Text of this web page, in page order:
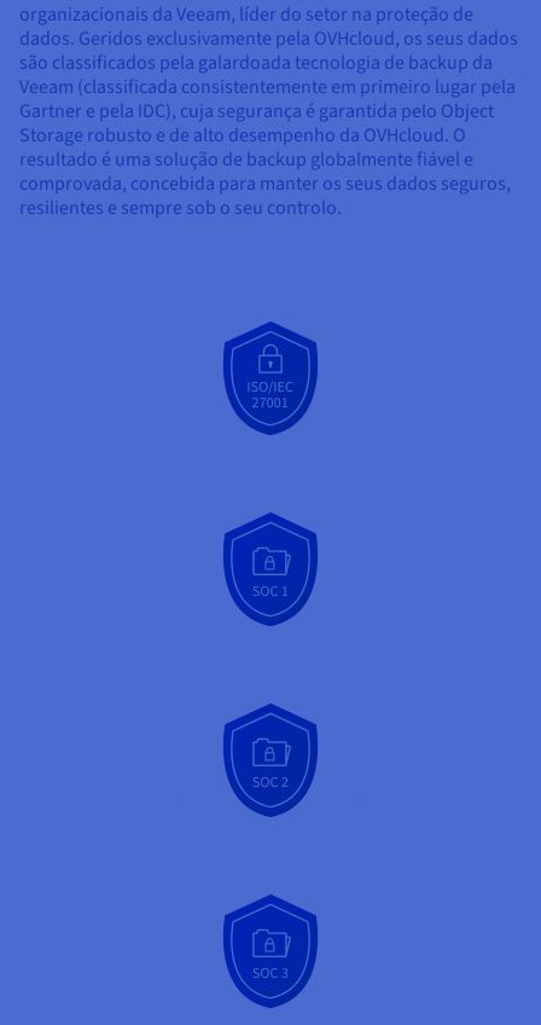
organizacionais da Veeam, líder do setor na proteção de
dados. Geridos exclusivamente pela OVHcloud, os seus dados
são classificados pela galardoada tecnologia de backup da
Veeam (classificada consistentemente em primeiro lugar pela
Gartner e pela IDC), cuja segurança é garantida pelo Object
Storage robusto e de alto desempenho da OVHcloud. O
resultado é uma solução de backup globalmente fiável e
comprovada, concebida para manter os seus dados seguros,
resilientes e sempre sob o seu controlo.